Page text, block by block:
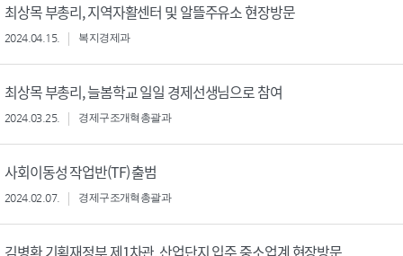
최상목 부총리, 지역자활센터 및 알뜰주유소 현장방문
2024.04.15. 복지경제과
최상목 부총리, 늘봄학교 일일 경제선생님으로 참여
2024.03.25. 경제구조개혁총괄과
사회이동성 작업반(TF) 출범
2024.02.07. 경제구조개혁총괄과